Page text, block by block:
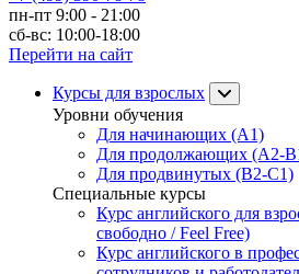
пн-пт 9:00 - 21:00
сб-вс: 10:00-18:00
Перейти на сайт
Курсы для взрослых
Уровни обучения
Для начинающих (A1)
Для продолжающих (A2-
Для продвинутых (B2-C1)
Специальные курсы
Курс английского для
свободно / Feel Free)
Курс английского в